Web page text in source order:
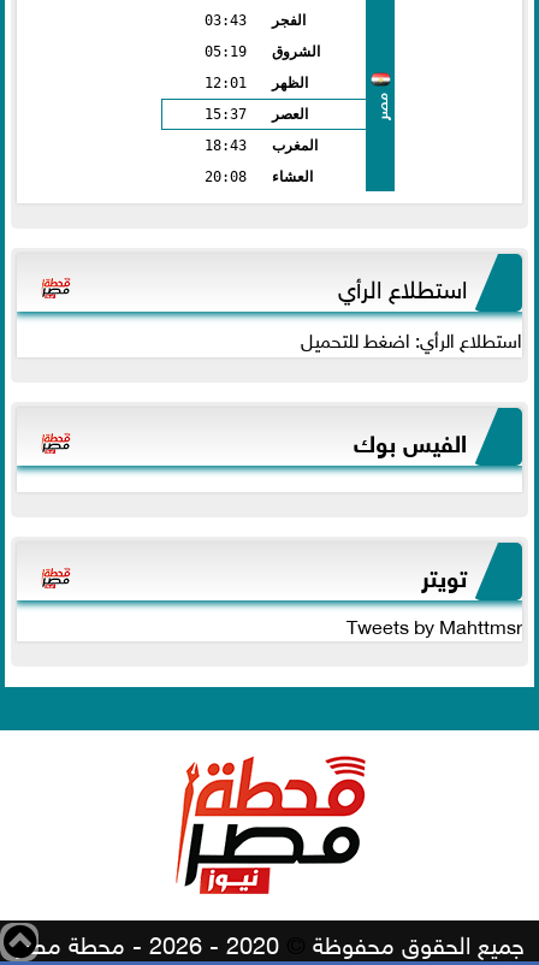
مصر
الفجر
03:43
الشروق
05:19
الظهر
12:01
العصر
15:37
المغرب
18:43
العشاء
20:08
استطلاع الرأي
استطلاع الرأي: اضغط للتحميل
الفيس بوك
تويتر
Tweets by Mahttmsr
جميع الحقوق محفوظة 2020 - 2026 - محطة مصر